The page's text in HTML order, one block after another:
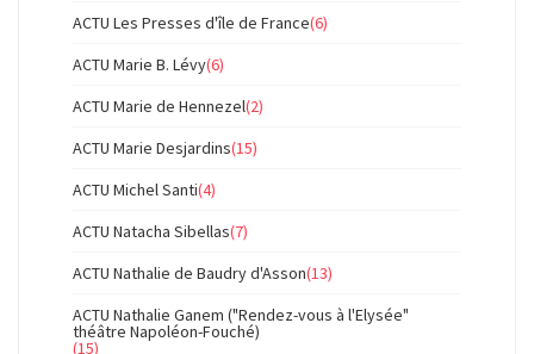
ACTU Les Presses d'île de France(6)
ACTU Marie B. Lévy(6)
ACTU Marie de Hennezel(2)
ACTU Marie Desjardins(15)
ACTU Michel Santi(4)
ACTU Natacha Sibellas(7)
ACTU Nathalie de Baudry d'Asson(13)
ACTU Nathalie Ganem ("Rendez-vous à l'Elysée"
théâtre Napoléon-Fouché)
(15)